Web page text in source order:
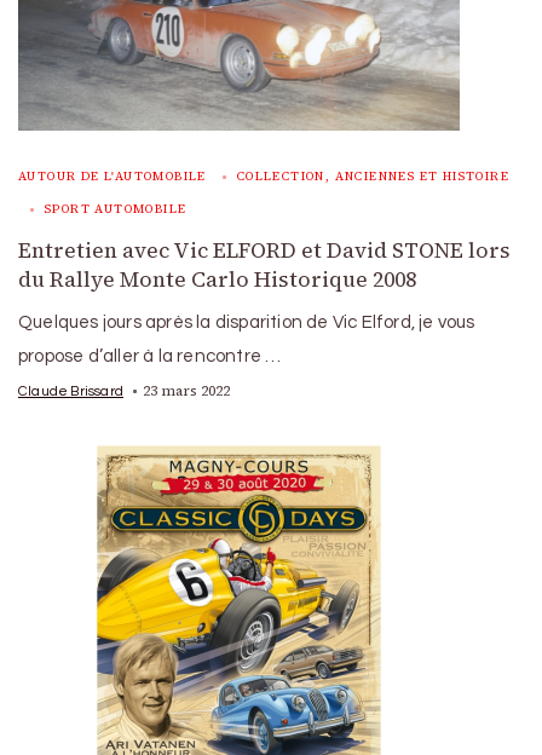
AUTOUR DE L'AUTOMOBILE COLLECTION, ANCIENNES ET HISTOIRE
SPORT AUTOMOBILE
Entretien avec Vic ELFORD et David STONE lors
du Rallye Monte Carlo Historique 2008
Quelques jours après la disparition de Vic Elford, je vous
propose d’aller à la rencontre …
Claude Brissard 23 mars 2022